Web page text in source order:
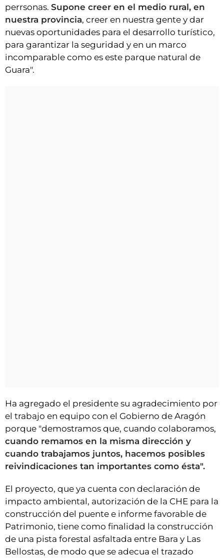
perrsonas. Supone creer en el medio rural, en
nuestra provincia, creer en nuestra gente y dar
nuevas oportunidades para el desarrollo turístico,
para garantizar la seguridad y en un marco
incomparable como es este parque natural de
Guara".
Ha agregado el presidente su agradecimiento por
el trabajo en equipo con el Gobierno de Aragón
porque "demostramos que, cuando colaboramos,
cuando remamos en la misma dirección y
cuando trabajamos juntos, hacemos posibles
reivindicaciones tan importantes como ésta".
El proyecto, que ya cuenta con declaración de
impacto ambiental, autorización de la CHE para la
construcción del puente e informe favorable de
Patrimonio, tiene como finalidad la construcción
de una pista forestal asfaltada entre Bara y Las
Bellostas, de modo que se adecua el trazado